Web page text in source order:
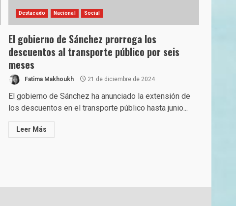
Destacado Nacional Social
El gobierno de Sánchez prorroga los
descuentos al transporte público por seis
meses
Fatima Makhoukh 21 de diciembre de 2024
El gobierno de Sánchez ha anunciado la extensión de
los descuentos en el transporte público hasta junio...
Leer Más